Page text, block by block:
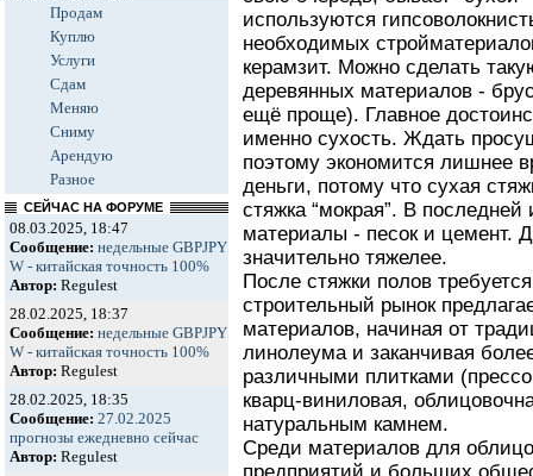
Продам
Куплю
Услуги
Сдам
Меняю
Сниму
Арендую
Разное
СЕЙЧАС НА ФОРУМЕ
08.03.2025, 18:47
Сообщение: недельные GBPJPY
W - китайская точность 100%
Автор: Regulest
28.02.2025, 18:37
Сообщение: недельные GBPJPY
W - китайская точность 100%
Автор: Regulest
28.02.2025, 18:35
Сообщение: 27.02.2025
прогнозы ежедневно сейчас
Автор: Regulest
используются
необходимых
керамзит. Можно сделать
деревянных материалов -
ещё проще). Главное
именно сухость. Ждать
поэтому экономится лишнее
деньги, потому что сухая
стяжка “мокрая”. В
материалы - песок и цемент.
значительно тяжелее.
После стяжки полов
строительный рынок
материалов, начиная от
линолеума и заканчивая
различными плитками
кварц-виниловая,
натуральным камнем.
Среди материалов для